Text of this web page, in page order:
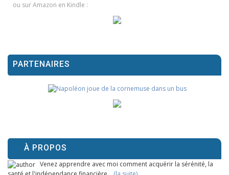
ou sur Amazon en Kindle :
PARTENAIRES
À PROPOS
Venez apprendre avec moi comment acquérir la sérénité, la